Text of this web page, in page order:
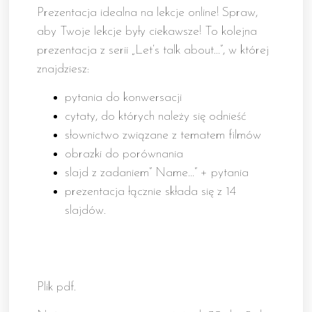
Prezentacja idealna na lekcje online! Spraw,
aby Twoje lekcje były ciekawsze! To kolejna
prezentacja z serii „Let’s talk about…”, w której
znajdziesz:
pytania do konwersacji
cytaty, do których należy się odnieść
słownictwo związane z tematem filmów
obrazki do porównania
slajd z zadaniem” Name…” + pytania
prezentacja łącznie składa się z 14
slajdów.
Plik pdf.